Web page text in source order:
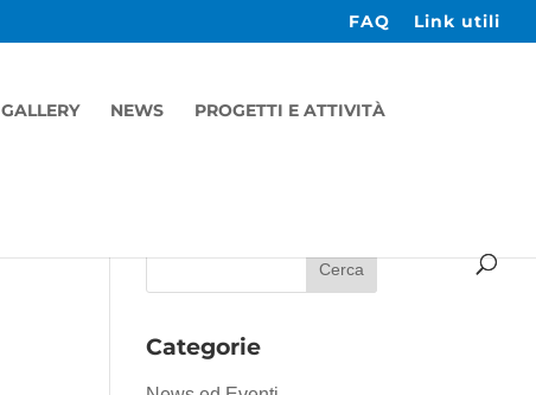
FAQ Link utili
GALLERY NEWS PROGETTI E ATTIVITÀ
Categorie